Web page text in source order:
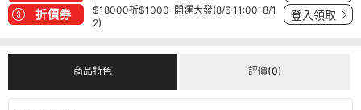
折價券
$18000折$1000-開運大發(8/6 11:00-8/1
2)
登入領取
商品特色 評價(0)